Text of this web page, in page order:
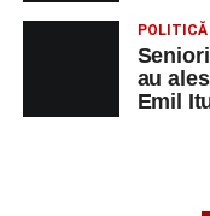
POLITICĂ
au
Emil